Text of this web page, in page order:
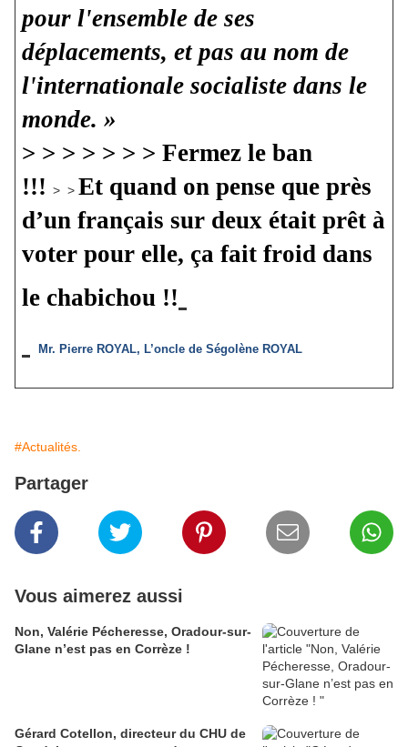
pour l'ensemble de ses
déplacements, et pas au nom de
l'internationale socialiste dans le
monde. »
> > > > > > > Fermez le ban
!!! > > Et quand on pense que près
d’un français sur deux était prêt à
voter pour elle, ça fait froid dans
le chabichou !!
Mr. Pierre ROYAL, L’oncle de Ségolène ROYAL
#Actualités.
Partager
Vous aimerez aussi
Non, Valérie Pécheresse, Oradour-sur-
Glane n’est pas en Corrèze !
Gérard Cotellon, directeur du CHU de